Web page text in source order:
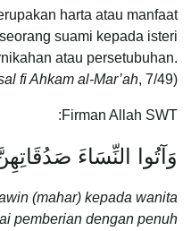
harta atau manfaat
suami kepada isteri
atau persetubuhan.
fi Ahkam al-Mar’ah, 7/49)
Firman Allah SWT:
وَآتُوا النِّسَاءَ
(mahar) kepada wanita
pemberian dengan penuh